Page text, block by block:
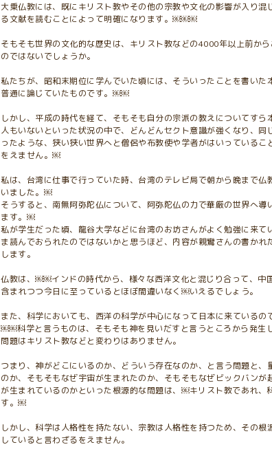
大乗仏教には、既にキリスト教やその他の宗教や文化の影響が入り
る文献を読むことによって明確になります。￼￼￼
そもそも世界の文化的な歴史は、キリスト教などの4000年以上前か
のではないでしょうか。
私たちが、昭和末期位に学んでいた頃には、そういったことを書い
普通に論じていたものです。￼￼
しかし、平成の時代を経て、そもそも自分の宗派の教えについてす
人もいないといった状況の中で、どんどんセクト意識が強くなり、
ったような、狭い狭い世界へと僧侶や布教使や学者がはいっている
をえません。￼
私は、台湾に仕事で行っていた時、台湾のテレビ局で朝から晩まで
いました。￼
そうすると、南無阿弥陀仏について、阿弥陀仏の力で華厳の世界へ
ます。￼
私が学生だった頃、龍谷大学などに台湾のお坊さんがよく勉強に来
ま読んでおられたのではないかと思うほど、内容が親鸞さんの書か
します。
仏教は、￼￼インドの時代から、様々な西洋文化と混じり合って、中
含まれつつ今日に至っているとほぼ間違いなく￼いえるでしょう。
また、科学においても、西洋の科学が中心になって日本に来ているの
￼￼科学と言うものは、そもそも神を見いだすと言うところから発生
問題はキリスト教などと変わりはありません。
つまり、神がどこにいるのか、どういう存在なのか、と言う問題と
のか、そもそもなぜ宇宙が生まれたのか、そもそもなぜビックバン
が生まれているのかといった根源的な問題は、￼キリスト教であれ、
す。￼
しかし、科学は人格性を持たない、宗教は人格性を持つため、その
していると言わざるをえません。